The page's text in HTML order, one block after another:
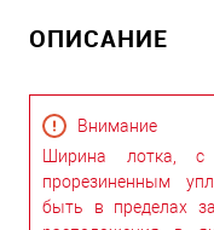
ОПИСАНИЕ
Внимание
Ширина лотка, с
прорезиненным
быть в пределах